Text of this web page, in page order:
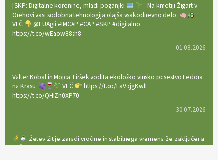
[SKP: Digitalne korenine, mladi poganjki
] Na kmetiji Žigart v
Orehovi vasi sodobna tehnologija olajša vsakodnevno delo.
VEČ
@EUAgri #IMCAP #CAP #SKP #digitalno
https://t.co/wEaow88sh8
01.08.2026
Valter Kobal in Mojca Tiršek vodita ekološko vinsko posestvo Fedora
na Krasu.
VEČ
https://t.co/LaVojgKwfF
https://t.co/QHIZn0XP70
30.07.2026
Žetev žit je zaradi vročine in stabilnega vremena že zaključena.
VEČ
https://t.co/bBWaIz6Hhh https://t.co/TtKoOF5ENS